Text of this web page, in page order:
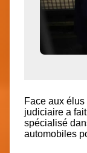
Face aux élus
judiciaire a
spécialisé
automobiles